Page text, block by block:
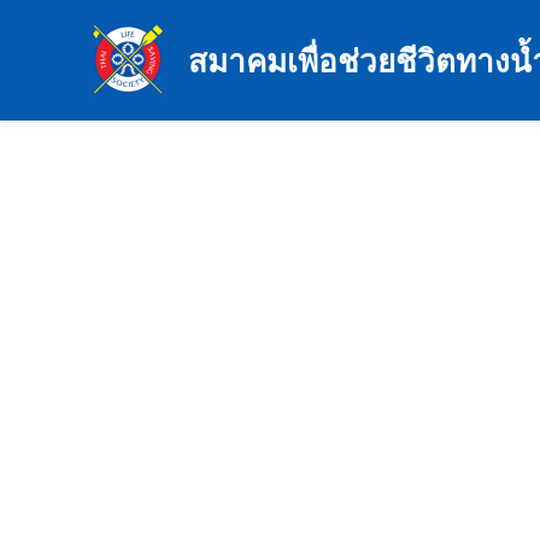
สมาคมเพื่อช่วยชีวิตทางน้